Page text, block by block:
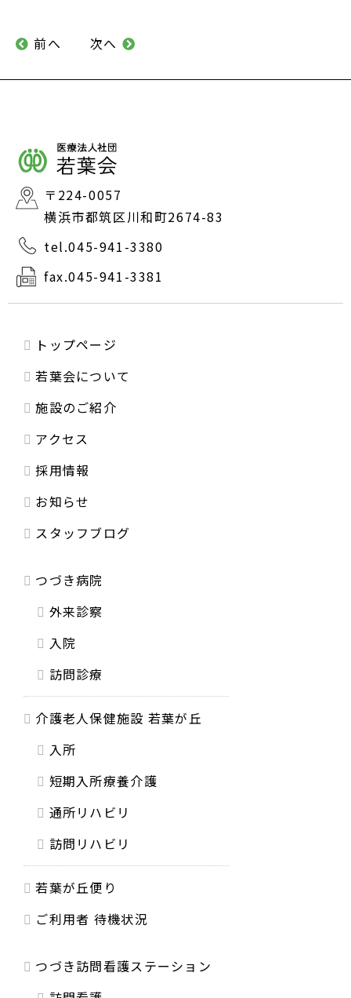
前へ 次へ
〒224-0057
横浜市都筑区川和町2674-83
tel.045-941-3380
fax.045-941-3381
トップページ
若葉会について
施設のご紹介
アクセス
採用情報
お知らせ
スタッフブログ
つづき病院
外来診察
入院
訪問診療
介護老人保健施設 若葉が丘
入所
短期入所療養介護
通所リハビリ
訪問リハビリ
若葉が丘便り
ご利用者 待機状況
つづき訪問看護ステーション